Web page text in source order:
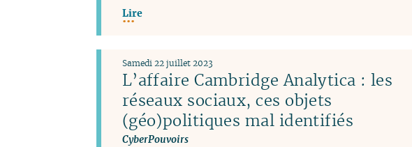
Lire
L’affaire Cambridge Analytica : les
réseaux sociaux, ces objets
(géo)politiques mal identifiés
CyberPouvoirs
Samedi 22 juillet 2023